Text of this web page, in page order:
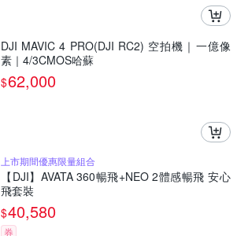
DJI MAVIC 4 PRO(DJI RC2) 空拍機｜一億像
素｜4/3CMOS哈蘇
$62,000
上市期間優惠限量組合
【DJI】AVATA 360暢飛+NEO 2體感暢飛 安心
飛套裝
$40,580
券